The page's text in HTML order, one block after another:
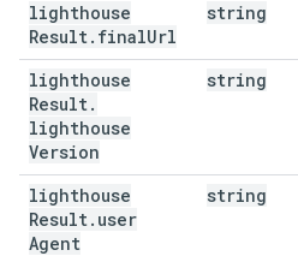
lighthouse
Result. finalUrl
string
lighthouse
Result.
lighthouse
Version
string
lighthouse
Result. user
Agent
string